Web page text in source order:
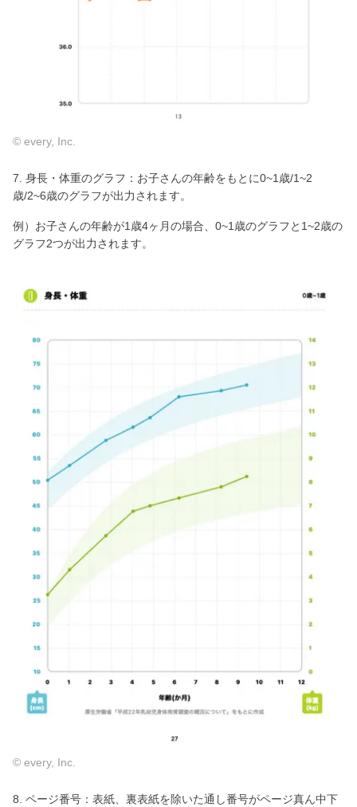
© every, Inc.
7. 身長・体重のグラフ：お子さんの年齢をもとに0~1歳/1~2
歳/2~6歳のグラフが出力されます。
例）お子さんの年齢が1歳4ヶ月の場合、0~1歳のグラフと1~2歳の
グラフ2つが出力されます。
© every, Inc.
8. ページ番号：表紙、裏表紙を除いた通し番号がページ真ん中下